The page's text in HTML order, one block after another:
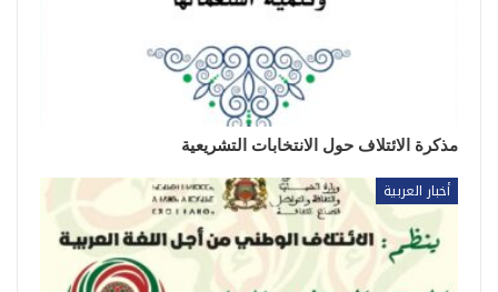
مذكرة الائتلاف حول الانتخابات التشريعية
أخبار العربية